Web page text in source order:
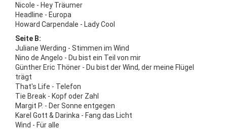
Nicole - Hey Träumer
Headline - Europa
Howard Carpendale - Lady Cool
Seite B:
Juliane Werding - Stimmen im Wind
Nino de Angelo - Du bist ein Teil von mir
Günther Eric Thöner - Du bist der Wind, der meine Flügel
trägt
That's Life - Telefon
Tie Break - Kopf oder Zahl
Margit P. - Der Sonne entgegen
Karel Gott & Darinka - Fang das Licht
Wind - Für alle